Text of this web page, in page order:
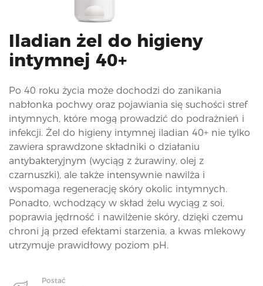
Iladian żel do higieny
intymnej 40+
Po 40 roku życia może dochodzi do zanikania
nabłonka pochwy oraz pojawiania się suchości stref
intymnych, które mogą prowadzić do podrażnień i
infekcji. Żel do higieny intymnej iladian 40+ nie tylko
zawiera sprawdzone składniki o działaniu
antybakteryjnym (wyciąg z żurawiny, olej z
czarnuszki), ale także intensywnie nawilża i
wspomaga regenerację skóry okolic intymnych.
Ponadto, wchodzący w skład żelu wyciąg z soi,
poprawia jędrność i nawilżenie skóry, dzięki czemu
chroni ją przed efektami starzenia, a kwas mlekowy
utrzymuje prawidłowy poziom pH.
Postać